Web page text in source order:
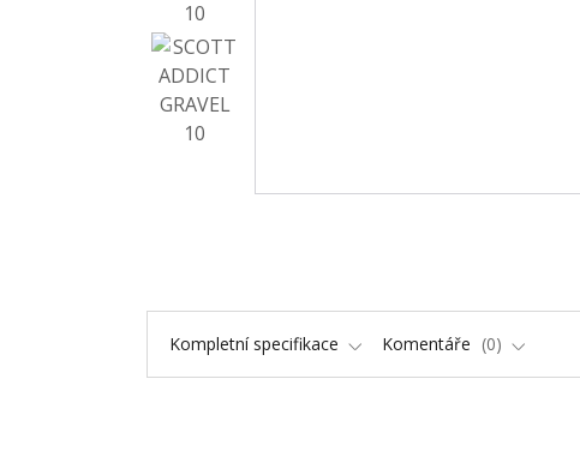
Kompletní specifikace Komentáře 0